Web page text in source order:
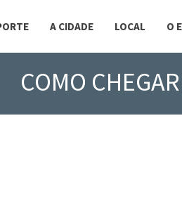
A CIDADE LOCAL O
COMO